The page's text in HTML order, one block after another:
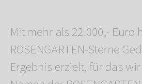
Mit mehr als 22.000,- Euro
ROSENGARTEN-Sterne
Ergebnis erzielt, für das